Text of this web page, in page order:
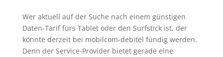
Wer aktuell auf der Suche nach einem günstigen
Daten-Tarif fürs Tablet oder den Surfstick ist, der
könnte derzeit bei mobilcom-debitel fündig werden.
Denn der Service-Provider bietet gerade eine